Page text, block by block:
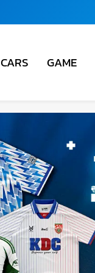
CARS GAME